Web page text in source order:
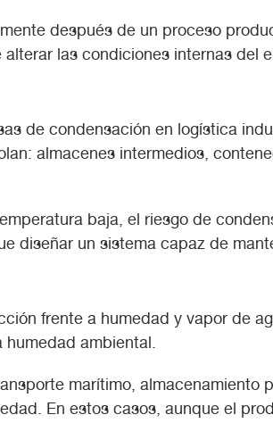
después de un proceso
las condiciones internas del
de condensación en logística
almacenes intermedios,
baja, el riesgo de
diseñar un sistema capaz de
frente a humedad y vapor de
humedad ambiental.
marítimo,
En estos casos, aunque el